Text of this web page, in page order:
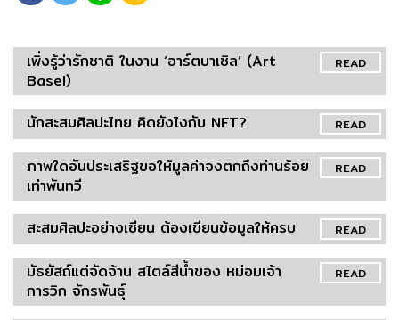
READ
เพิ่งรู้ว่ารักชาติ ในงาน ‘อาร์ตบาเซิล’ (Art
Basel)
READ
นักสะสมศิลปะไทย คิดยังไงกับ NFT?
READ
ภาพใดอันประเสริฐขอให้มูลค่าจงตกถึงท่านร้อย
เท่าพันทวี
READ
สะสมศิลปะอย่างเซียน ต้องเขียนข้อมูลให้ครบ
READ
มัธยัสถ์แต่จัดจ้าน สไตล์สีน้ำของ หม่อมเจ้า
การวิก จักรพันธุ์